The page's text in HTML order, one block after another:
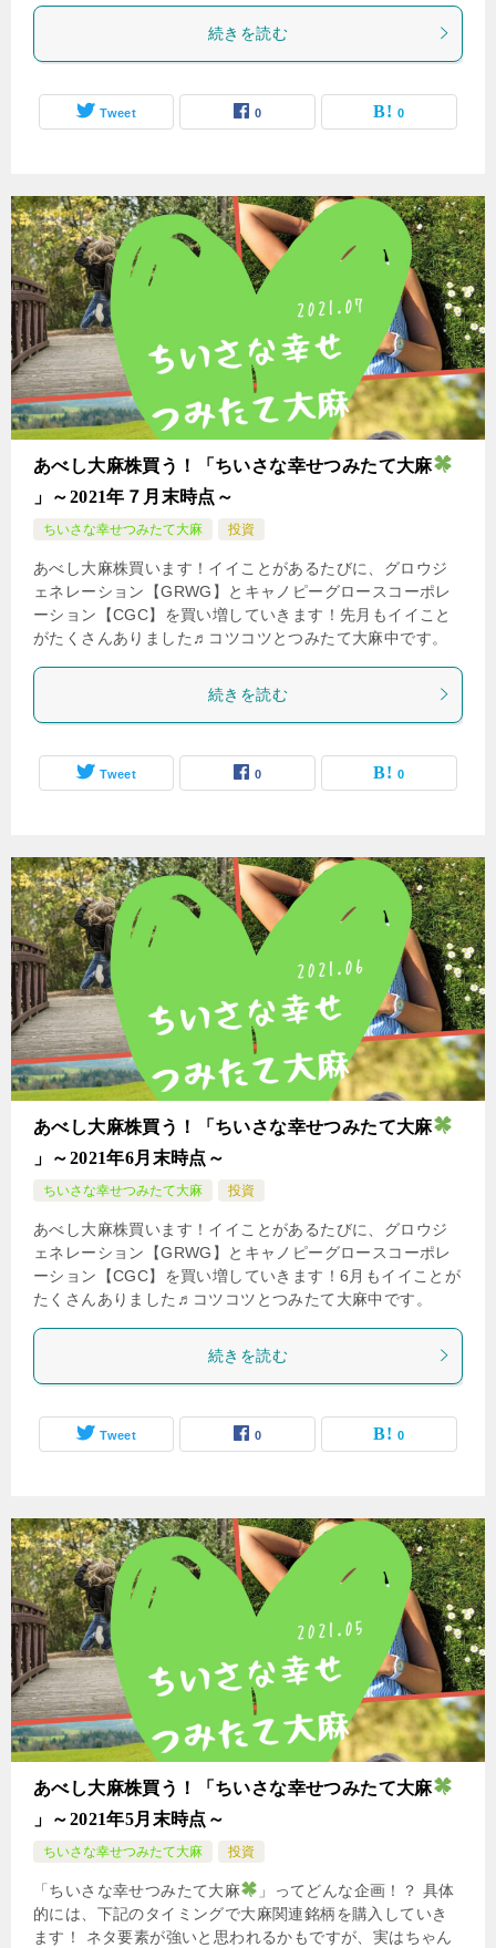
続きを読む
Tweet 0 0
あべし大麻株買う！「ちいさな幸せつみたて大麻
」～2021年７月末時点～
ちいさな幸せつみたて大麻 投資
あべし大麻株買います！イイことがあるたびに、グロウジ
ェネレーション【GRWG】とキャノピーグロースコーポレ
ーション【CGC】を買い増していきます！先月もイイこと
がたくさんありました♬コツコツとつみたて大麻中です。
続きを読む
Tweet 0 0
あべし大麻株買う！「ちいさな幸せつみたて大麻
」～2021年6月末時点～
ちいさな幸せつみたて大麻 投資
あべし大麻株買います！イイことがあるたびに、グロウジ
ェネレーション【GRWG】とキャノピーグロースコーポレ
ーション【CGC】を買い増していきます！6月もイイことが
たくさんありました♬コツコツとつみたて大麻中です。
続きを読む
Tweet 0 0
あべし大麻株買う！「ちいさな幸せつみたて大麻
」～2021年5月末時点～
ちいさな幸せつみたて大麻 投資
「ちいさな幸せつみたて大麻
」ってどんな企画！？ 具体
的には、下記のタイミングで大麻関連銘柄を購入していき
ます！ ネタ要素が強いと思われるかもですが、実はちゃん